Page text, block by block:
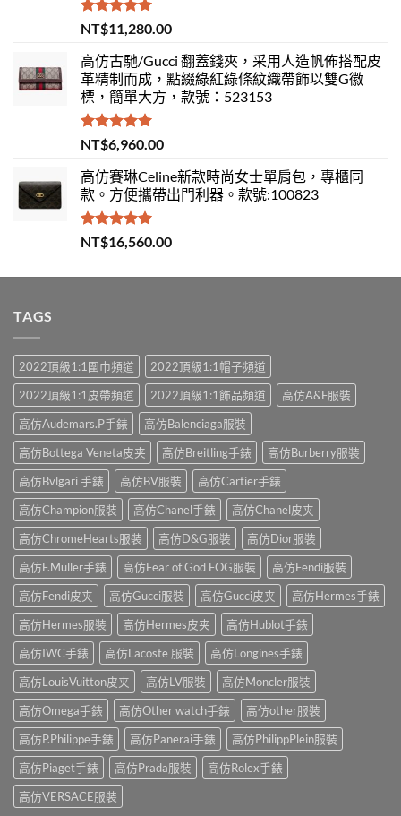
評分5.00
滿分 5
NT$11,280.00
高仿古馳/Gucci 翻蓋錢夾，采用人造帆佈搭配皮
革精制而成，點綴綠紅綠條紋織帶飾以雙G徽
標，簡單大方，款號：523153
評分 5.00
滿分 5
NT$6,960.00
高仿賽琳Celine新款時尚女士單肩包，專櫃同
款。方便攜帶出門利器。款號:100823
評分5.00
滿分 5
NT$16,560.00
TAGS
2022頂級1:1圍巾頻道
2022頂級1:1帽子頻道
2022頂級1:1皮帶頻道
2022頂級1:1飾品頻道
高仿A&F服裝
高仿Audemars.P手錶
高仿Balenciaga服裝
高仿Bottega Veneta皮夹
高仿Breitling手錶
高仿Burberry服裝
高仿Bvlgari 手錶
高仿BV服裝
高仿Cartier手錶
高仿Champion服裝
高仿Chanel手錶
高仿Chanel皮夹
高仿ChromeHearts服裝
高仿D&G服裝
高仿Dior服裝
高仿F.Muller手錶
高仿Fear of God FOG服裝
高仿Fendi服裝
高仿Fendi皮夹
高仿Gucci服裝 高仿Gucci皮夹
高仿Hermes手錶
高仿Hermes服裝
高仿Hermes皮夹
高仿Hublot手錶
高仿IWC手錶
高仿Lacoste 服裝
高仿Longines手錶
高仿LouisVuitton皮夹
高仿LV服裝
高仿Moncler服裝
高仿Omega手錶
高仿Other watch手錶
高仿other服裝
高仿P.Philippe手錶
高仿Panerai手錶
高仿PhilippPlein服裝
高仿Piaget手錶
高仿Prada服裝
高仿Rolex手錶
高仿VERSACE服裝